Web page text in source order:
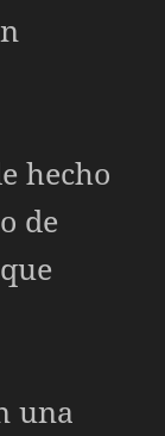
hecho
de
una